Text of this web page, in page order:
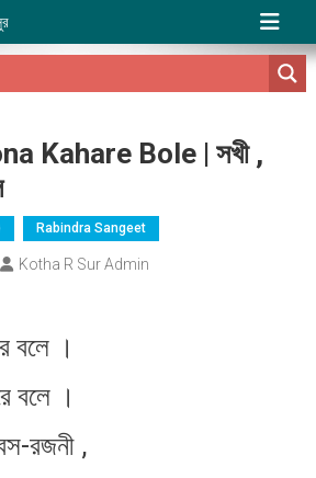
Kahare Bole | সখী ,
Rabindra Sangeet
Kotha R Sur Admin
বলে ।
বলে ।
রজনী ,